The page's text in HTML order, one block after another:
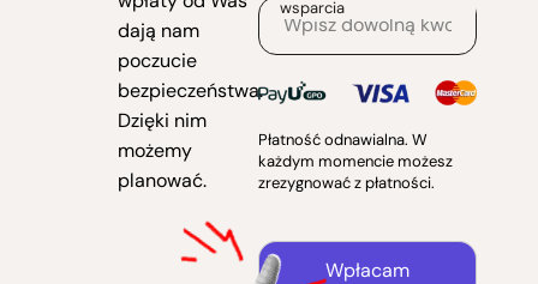
dają nam
poczucie
bezpieczeństwa.
Dzięki nim
możemy
planować.
wsparcia
Płatność odnawialna. W
każdym momencie możesz
zrezygnować z płatności.
Wpłacam